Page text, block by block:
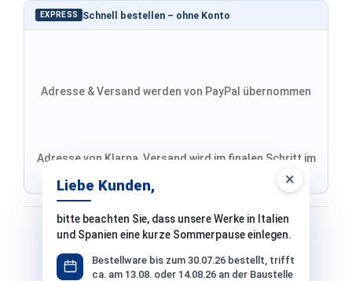
×
Liebe Kunden,
bitte beachten Sie, dass unsere Werke in Italien
und Spanien eine kurze Sommerpause einlegen.
Bestellware bis zum 30.07.26 bestellt, trifft
ca. am 13.08. oder 14.08.26 an der Baustelle
EXPRESS Schnell bestellen – ohne Konto
Adresse & Versand werden von PayPal übernommen
Adresse von Klarna, Versand wird im finalen Schritt im
Bezahlen mit
Bei Bezahlung per Vorkasse −2% Skonto